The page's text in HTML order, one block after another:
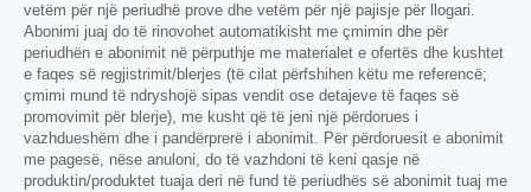
vetëm për një periudhë prove dhe vetëm për një pajisje për llogari.
Abonimi juaj do të rinovohet automatikisht me çmimin dhe për
periudhën e abonimit në përputhje me materialet e ofertës dhe kushtet
e faqes së regjistrimit/blerjes (të cilat përfshihen këtu me referencë;
çmimi mund të ndryshojë sipas vendit ose detajeve të faqes së
promovimit për blerje), me kusht që të jeni një përdorues i
vazhdueshëm dhe i pandërprerë i abonimit. Për përdoruesit e abonimit
me pagesë, nëse anuloni, do të vazhdoni të keni qasje në
produktin/produktet tuaja deri në fund të periudhës së abonimit tuaj me